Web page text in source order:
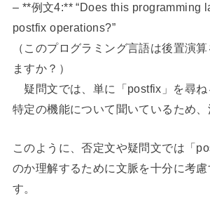
– **例文4:** “Does this programming
postfix operations?”
（このプログラミング言語は後置演
ますか？）
疑問文では、単に「postfix」を尋ね
特定の機能について聞いているため、
このように、否定文や疑問文では「
のか理解するために文脈を十分に考
す。